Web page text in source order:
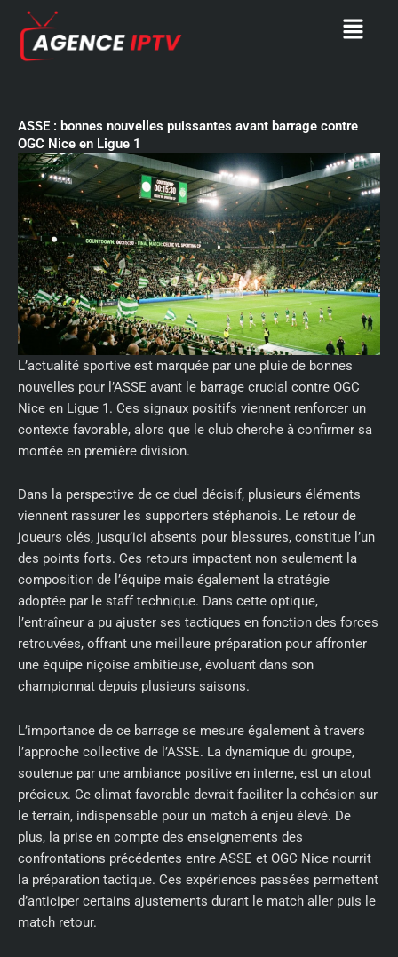
content
Menu
ASSE : bonnes nouvelles puissantes avant barrage contre
OGC Nice en Ligue 1
L’actualité sportive est marquée par une pluie de bonnes
nouvelles pour l’ASSE avant le barrage crucial contre OGC
Nice en Ligue 1. Ces signaux positifs viennent renforcer un
contexte favorable, alors que le club cherche à confirmer sa
montée en première division.
Dans la perspective de ce duel décisif, plusieurs éléments
viennent rassurer les supporters stéphanois. Le retour de
joueurs clés, jusqu’ici absents pour blessures, constitue l’un
des points forts. Ces retours impactent non seulement la
composition de l’équipe mais également la stratégie
adoptée par le staff technique. Dans cette optique,
l’entraîneur a pu ajuster ses tactiques en fonction des forces
retrouvées, offrant une meilleure préparation pour affronter
une équipe niçoise ambitieuse, évoluant dans son
championnat depuis plusieurs saisons.
L’importance de ce barrage se mesure également à travers
l’approche collective de l’ASSE. La dynamique du groupe,
soutenue par une ambiance positive en interne, est un atout
précieux. Ce climat favorable devrait faciliter la cohésion sur
le terrain, indispensable pour un match à enjeu élevé. De
plus, la prise en compte des enseignements des
confrontations précédentes entre ASSE et OGC Nice nourrit
la préparation tactique. Ces expériences passées permettent
d’anticiper certains ajustements durant le match aller puis le
match retour.